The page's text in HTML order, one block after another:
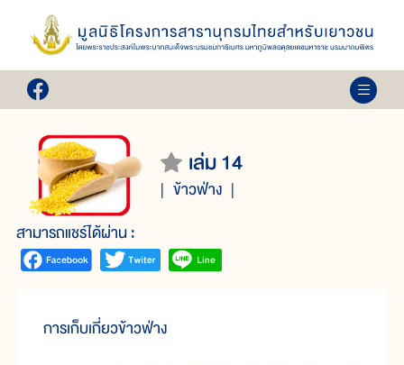
เล่ม 14
ข้าวฟ่าง
สามารถแชร์ได้ผ่าน :
การเก็บเกี่ยวข้าวฟ่าง